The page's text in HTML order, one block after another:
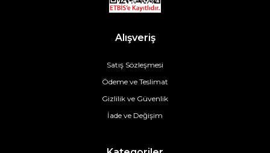
Alışveriş
Satış Sözleşmesi
Ödeme ve Teslimat
Gizlilik ve Güvenlik
İade ve Değişim